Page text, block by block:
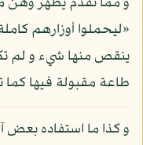
«ليحملوا أوزارهم
ينقص منها شيء و لم
طاعة مقبولة فيها كما
و كذا ما استفاده بعض